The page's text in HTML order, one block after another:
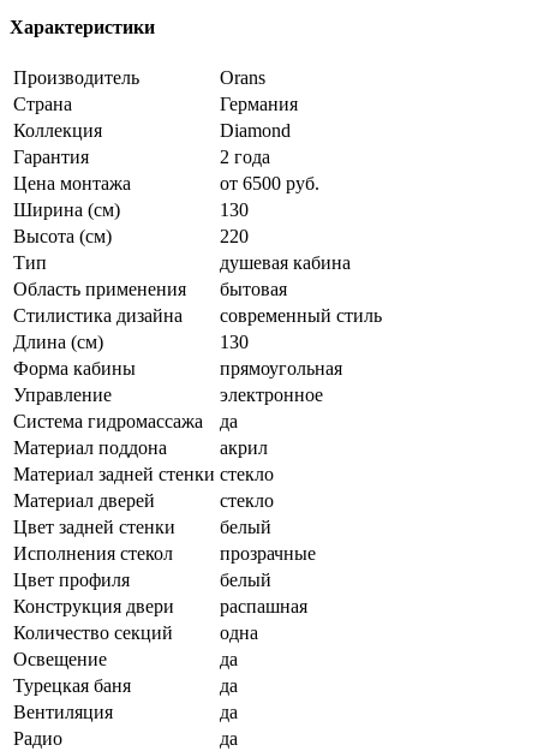
Характеристики
Производитель
Orans
Страна
Германия
Коллекция
Diamond
Гарантия
2 года
Цена монтажа
от 6500 руб.
Ширина (см)
130
Высота (см)
220
Тип
душевая кабина
Область применения
бытовая
Стилистика дизайна
современный стиль
Длина (см)
130
Форма кабины
прямоугольная
Управление
электронное
Система гидромассажа
да
Материал поддона
акрил
Материал задней стенки стекло
Материал дверей
стекло
Цвет задней стенки
белый
Исполнения стекол
прозрачные
Цвет профиля
белый
Конструкция двери
распашная
Количество секций
одна
Освещение
да
Турецкая баня
да
Вентиляция
да
Радио
да